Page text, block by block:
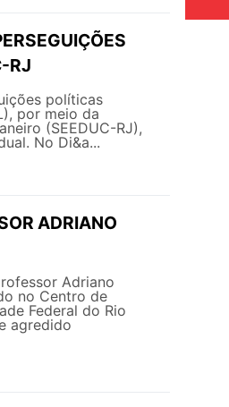
RJ
políticas
por meio da
(SEEDUC-RJ),
No Di&a...
ADRIANO
Adriano
no Centro de
Federal do Rio
agredido